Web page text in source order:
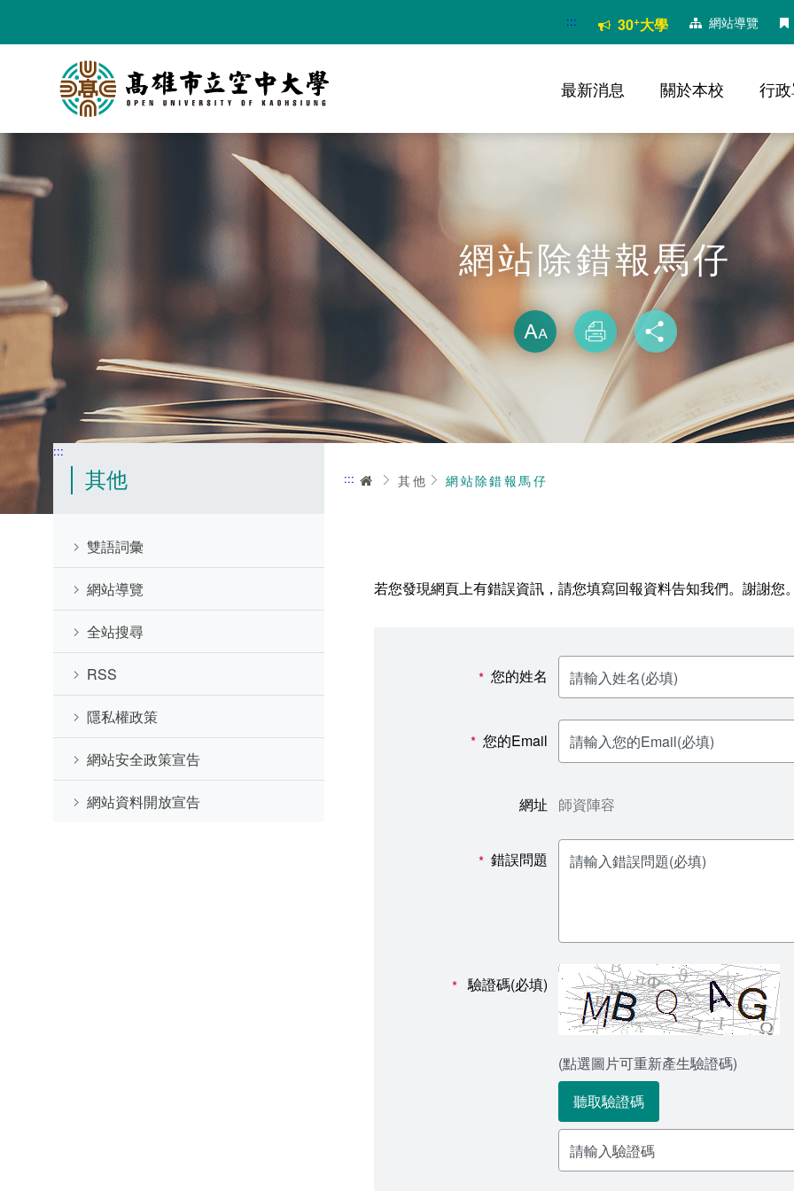
要
::: 30+大學 網站導覽
最新消息 關於本校 行
網站除錯報馬仔
放大
列印
:::
其他
雙語詞彙
網站導覽
全站搜尋
RSS
隱私權政策
網站安全政策宣告
網站資料開放宣告
::: 首頁其他 網站除錯報馬仔
若您發現網頁上有錯誤資訊，請您填寫回報資料告知我們。謝謝您
* 您的姓名
* 您的Email
網址 師資陣容
* 錯誤問題
* 驗證碼(必填)
(點選圖片可重新產生驗證碼)
聽取驗證碼